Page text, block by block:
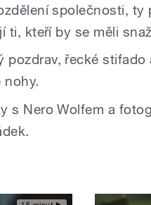
společnosti, ty
ti, kteří by se měli
pozdrav, řecké
nohy.
s Nero Wolfem a